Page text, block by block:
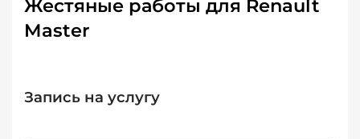
Жестяные работы для Renault
Master
Запись на услугу